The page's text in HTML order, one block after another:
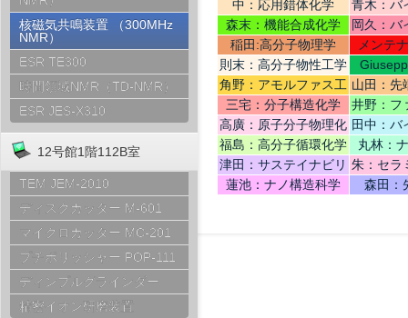
核磁気共鳴装置 （300MHz
NMR）
ESR TE300
時間領域NMR（TD-NMR）
ESR JES-X310
12号館1階112B室
TEM JEM-2010
ディスクカッター M-601
マイクロカッター MC-201
プチポリッシャー POP-111
ディンプルグラインダー
精密イオン研磨装置
中：応用錯体化学
青木：バ
テリ
森末：機能合成化学
岡久：バ
稲田:高分子物理学
メンテ
則末：高分子物性工学
角野：アモルファス工
学
山田：先
機
三宅：分子構造化学
井野：フ
高廣：原子分子物理化
学
田中：バ
福島：高分子循環化学
丸林：
津田：サステイナビリ
ティデザイン
朱：セラ
蓮池：ナノ構造科学
森田：